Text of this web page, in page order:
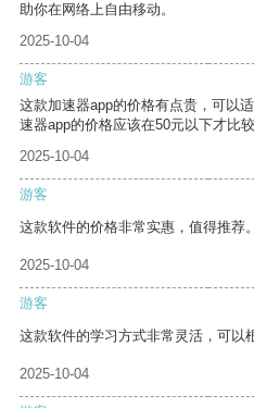
助你在网络上自由移动。
2025-10-04
游客
这款加速器app的价格有点贵，可以
速器app的价格应该在50元以下才比较
2025-10-04
游客
这款软件的价格非常实惠，值得推荐。
2025-10-04
游客
这款软件的学习方式非常灵活，可以
2025-10-04